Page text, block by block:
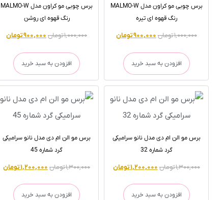
برس چوبی مو کراون مدل MALMO-W
رنگ قهوه ای تیره
۱,۰۰۰,۰۰۰تومان۹۰۰,۰۰۰تومان
افزودن به سبد خرید
برس چوبی مو کراون مدل MALMO-W
رنگ قهوه ای روشن
۱,۰۰۰,۰۰۰تومان۹۰۰,۰۰۰تومان
افزودن به سبد خرید
برس مو الن ام دی مدل نانو سرامیکی
گرد شماره 32
۱,۳۰۰,۰۰۰تومان ۱,۲۰۰,۰۰۰تومان
افزودن به سبد خرید
برس مو الن ام دی مدل نانو سرامیکی
گرد شماره 45
۱,۳۰۰,۰۰۰تومان ۱,۲۰۰,۰۰۰تومان
افزودن به سبد خرید